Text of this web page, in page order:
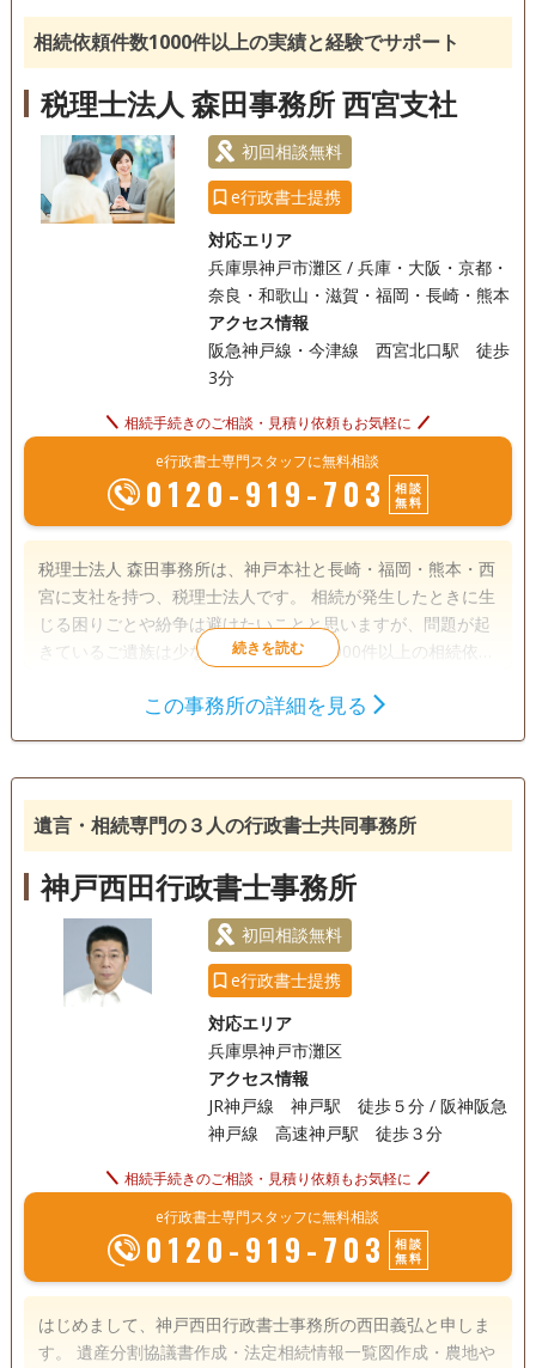
の相続関係書類作成や相続手続き全般、任意後見契約書作成
など。 生命保険に関する総合的コンサルティング業務および
生命保険募集業務。 ＜信条＞ 常に顧客の利益を一番に考え
る。 顧客に一番喜んでいただける方法・手段を考える。 ※生
命保険に関する業務は関係会社：株式会社シリウスを通じて
対応します。
銀行手続き
戸籍収集 相続人調査
電話相談可 訪問可 土日相談可 初回相談無料
18時以降相談可 オンライン面談可 事務所面談可
相続依頼件数1000件以上の実績と経験でサポート
税理士法人 森田事務所 西宮支社
初回相談無料
e行政書士提携
対応エリア
兵庫県神戸市灘区 / 兵庫・大阪・京都・
奈良・和歌山・滋賀・福岡・長崎・熊本
アクセス情報
阪急神戸線・今津線 西宮北口駅 徒歩
3分
相続手続きのご相談・見積り依頼もお気軽に
e行政書士専門スタッフに無料相談
0120-919-703
相談
無料
税理士法人 森田事務所は、神戸本社と長崎・福岡・熊本・西
宮に支社を持つ、税理士法人です。 相続が発生したときに生
じる困りごとや紛争は避けたいことと思いますが、問題が起
きているご遺族は少なくありません。1000件以上の相続依頼
く【笑顔相続】になるよう、誠心誠意サポートさせていただ
遺産分割
相続人調査
訪問可 初回相談無料 事務所面談可
この事務所の詳細を見る
遺言・相続専門の３人の行政書士共同事務所
神戸西田行政書士事務所
初回相談無料
e行政書士提携
対応エリア
兵庫県神戸市灘区
アクセス情報
JR神戸線 神戸駅 徒歩５分 / 阪神阪急
神戸線 高速神戸駅 徒歩３分
相続手続きのご相談・見積り依頼もお気軽に
e行政書士専門スタッフに無料相談
0120-919-703
相談
無料
はじめまして、神戸西田行政書士事務所の西田義弘と申しま
す。 遺産分割協議書作成・法定相続情報一覧図作成・農地や